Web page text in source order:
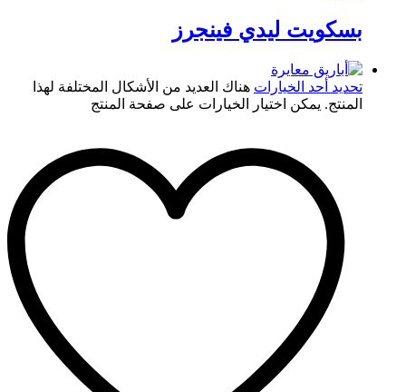
بسكويت ليدي فينجرز
تحديد أحد الخيارات هناك العديد من الأشكال المختلفة لهذا
المنتج. يمكن اختيار الخيارات على صفحة المنتج